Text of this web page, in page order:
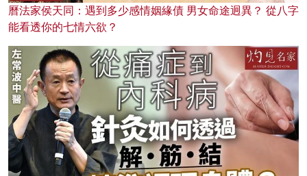
曆法家侯天同：遇到多少感情姻緣債 男女命途迥異？ 從八字
能看透你的七情六欲？